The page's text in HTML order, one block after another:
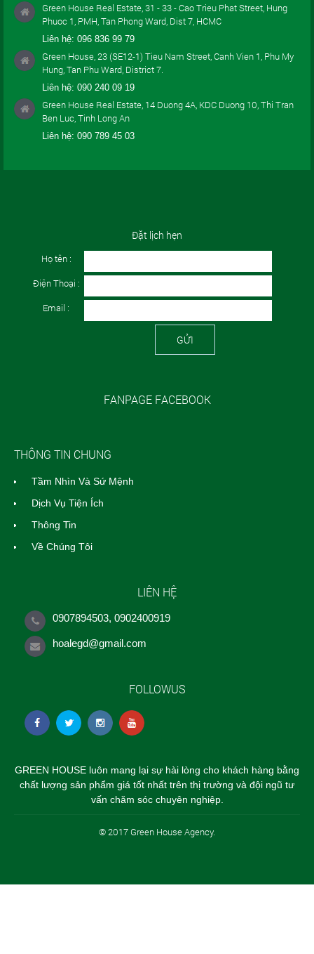
Green House Real Estate, 31 - 33 - Cao Trieu Phat Street, Hung
Phuoc 1, PMH, Tan Phong Ward, Dist 7, HCMC
Liên hệ: 096 836 99 79
Green House, 23 (SE12-1) Tieu Nam Street, Canh Vien 1, Phu My
Hung, Tan Phu Ward, District 7.
Liên hệ: 090 240 09 19
Green House Real Estate, 14 Duong 4A, KDC Duong 10, Thi Tran
Ben Luc, Tinh Long An
Liên hệ: 090 789 45 03
Đặt lịch hẹn
Họ tên :
Điện Thoại :
Email :
GỬI
FANPAGE FACEBOOK
THÔNG TIN CHUNG
Tầm Nhìn Và Sứ Mệnh
Dịch Vụ Tiện Ích
Thông Tin
Về Chúng Tôi
LIÊN HỆ
0907894503, 0902400919
hoalegd@gmail.com
FOLLOWUS
GREEN HOUSE luôn mang lại sự hài lòng cho khách hàng bằng
chất lượng sản phẩm giá tốt nhất trên thị trường và đội ngũ tư
vấn chăm sóc chuyên nghiệp.
© 2017 Green House Agency.